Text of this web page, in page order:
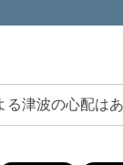
る津波の心配はあ